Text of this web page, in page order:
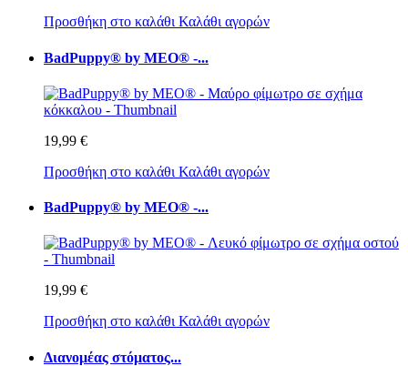
Προσθήκη στο καλάθι Καλάθι αγορών
BadPuppy® by MEO® -...
19,99 €
Προσθήκη στο καλάθι Καλάθι αγορών
BadPuppy® by MEO® -...
19,99 €
Προσθήκη στο καλάθι Καλάθι αγορών
Διανομέας στόματος...